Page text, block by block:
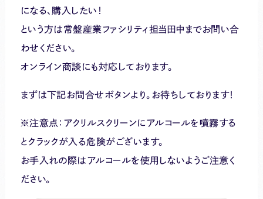
になる、購入したい！
という方は常盤産業ファシリティ担当田中までお問い合
わせください。
オンライン商談にも対応しております。
まずは下記お問合せボタンより。お待ちしております！
※注意点：アクリルスクリーンにアルコールを噴霧する
とクラックが入る危険がございます。
お手入れの際はアルコールを使用しないようご注意く
ださい。